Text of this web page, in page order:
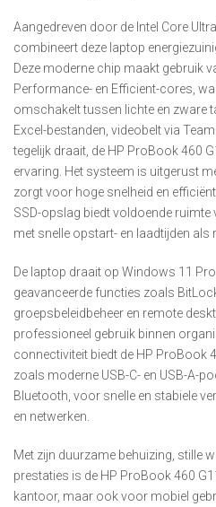
Aangedreven door de Intel Core
combineert deze laptop
Deze moderne chip maakt gebruik
Performance- en Efficient-cores,
omschakelt tussen lichte en zware
Excel-bestanden, videobelt via
tegelijk draait, de HP ProBook 460
ervaring. Het systeem is uitgerust
zorgt voor hoge snelheid en
SSD-opslag biedt voldoende ruimte
met snelle opstart- en laadtijden als
De laptop draait op Windows 11
geavanceerde functies zoals
groepsbeleidbeheer en remote
professioneel gebruik binnen
connectiviteit biedt de HP ProBook
zoals moderne USB-C- en USB-A-
Bluetooth, voor snelle en stabiele
en netwerken.
Met zijn duurzame behuizing, stille
prestaties is de HP ProBook 460
kantoor, maar ook voor mobiel